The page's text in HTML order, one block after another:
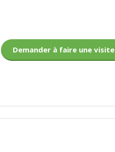
Demander à faire une visite